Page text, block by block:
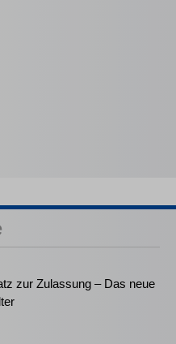
zur Zulassung – Das neue